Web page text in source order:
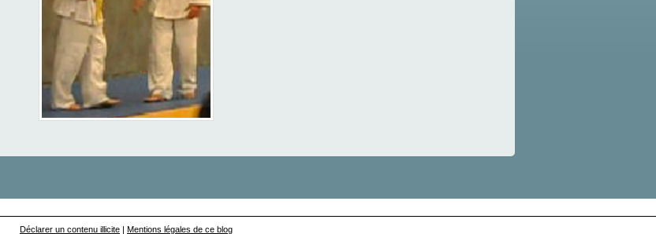
Déclarer un contenu illicite | Mentions légales de ce blog